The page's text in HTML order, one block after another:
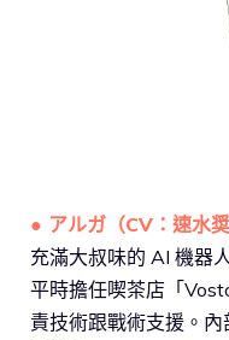
● アルガ（CV：速水奨
充滿大叔味的 AI 機器
平時擔任喫茶店「
責技術跟戰術支援。